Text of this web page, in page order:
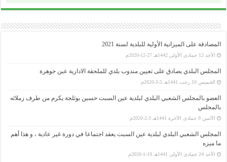
المصادقة على الميزانية الأولية للبلدية لسنة 2021
الأحد 12 جمادى الأولى 1442هـ 27-12-2020م
المجلس البلدي يصادق على تعيين مندوب بلدي للملحقة الادارية عين جوهرة
الخميس 10 رجب 1441هـ 5-3-2020م
العضو بالمجلس الشعبي البلدي لبلدية عين السبت حسين بوثلجة يكرم من طرف زملائه
بالمجلس
الأثنين 9 جمادى الآخرة 1441هـ 3-2-2020م
المجلس الشعبي البلدي لبلدية عين السبت يعقد اجتماعا في دورة غير عادية ، و هذا أهم
ما ميزه
الأحد 24 جمادى الأولى 1441هـ 19-1-2020م